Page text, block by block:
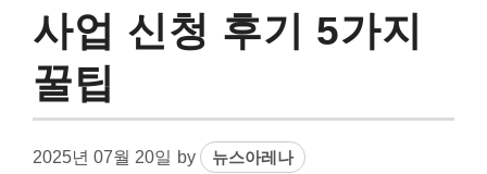
사업 신청 후기 5가지
꿀팁
2025년 07월 20일 by 뉴스아레나